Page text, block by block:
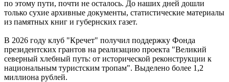
по этому пути, почти не осталось. До наших дней дошли
только сухие архивные документы, статистические материалы
из памятных книг и губернских газет.
В 2026 году клуб "Кречет" получил поддержку Фонда
президентских грантов на реализацию проекта "Великий
северный хлебный путь: от исторической реконструкции к
национальным туристским тропам". Выделено более 1,2
миллиона рублей.